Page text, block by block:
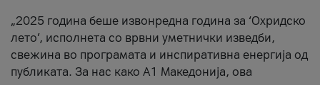
„2025 година беше извонредна година за ‘Охридско
лето’, исполнета со врвни уметнички изведби,
свежина во програмата и инспиративна енергија од
публиката. За нас како A1 Македонија, ова